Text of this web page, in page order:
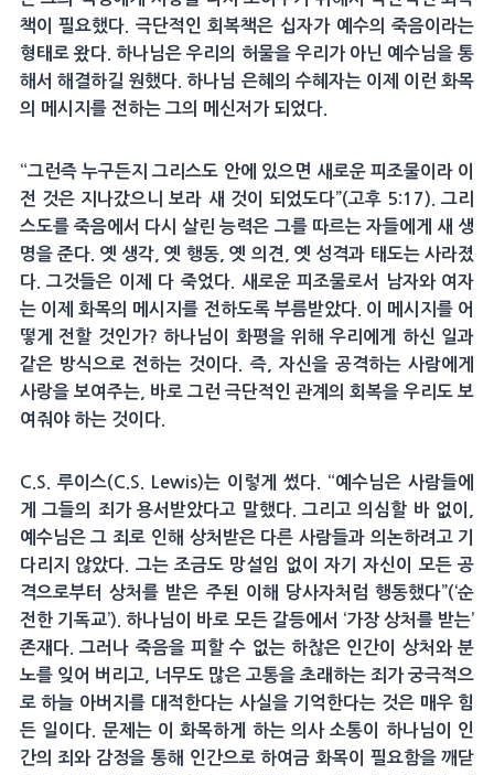
책이 필요했다. 극단적인 회복책은 십자가 예수의 죽음이라는
형태로 왔다. 하나님은 우리의 허물을 우리가 아닌 예수님을 통
해서 해결하길 원했다. 하나님 은혜의 수혜자는 이제 이런 화목
의 메시지를 전하는 그의 메신저가 되었다.
“그런즉 누구든지 그리스도 안에 있으면 새로운 피조물이라 이
전 것은 지나갔으니 보라 새 것이 되었도다”(고후 5:17). 그리
스도를 죽음에서 다시 살린 능력은 그를 따르는 자들에게 새 생
명을 준다. 옛 생각, 옛 행동, 옛 의견, 옛 성격과 태도는 사라졌
다. 그것들은 이제 다 죽었다. 새로운 피조물로서 남자와 여자
는 이제 화목의 메시지를 전하도록 부름받았다. 이 메시지를 어
떻게 전할 것인가? 하나님이 화평을 위해 우리에게 하신 일과
같은 방식으로 전하는 것이다. 즉, 자신을 공격하는 사람에게
사랑을 보여주는, 바로 그런 극단적인 관계의 회복을 우리도 보
여줘야 하는 것이다.
C.S. 루이스(C.S. Lewis)는 이렇게 썼다. “예수님은 사람들에
게 그들의 죄가 용서받았다고 말했다. 그리고 의심할 바 없이,
예수님은 그 죄로 인해 상처받은 다른 사람들과 의논하려고 기
다리지 않았다. 그는 조금도 망설임 없이 자기 자신이 모든 공
격으로부터 상처를 받은 주된 이해 당사자처럼 행동했다”(‘순
전한 기독교’). 하나님이 바로 모든 갈등에서 ‘가장 상처를 받는’
존재다. 그러나 죽음을 피할 수 없는 하찮은 인간이 상처와 분
노를 잊어 버리고, 너무도 많은 고통을 초래하는 죄가 궁극적으
로 하늘 아버지를 대적한다는 사실을 기억한다는 것은 매우 힘
든 일이다. 문제는 이 화목하게 하는 의사 소통이 하나님이 인
간의 죄와 감정을 통해 인간으로 하여금 화목이 필요함을 깨닫